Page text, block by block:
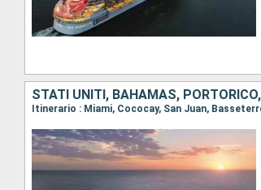
STATI UNITI, BAHAMAS,
Itinerario : Miami, Cococay, San Juan,